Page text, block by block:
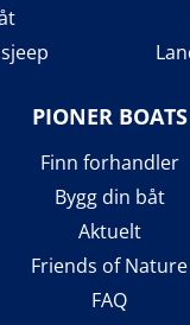
PIONER BOATS
Finn forhandler
Bygg din båt
Aktuelt
Friends of Nature
FAQ